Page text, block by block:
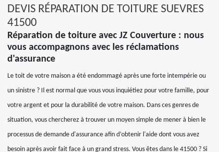
DEVIS RÉPARATION DE TOITURE SUEVRES
41500
Réparation de toiture avec JZ Couverture : nous
vous accompagnons avec les réclamations
d'assurance
Le toit de votre maison a été endommagé après une forte intempérie ou
un sinistre ? Il est normal que vous vous inquiétiez pour votre famille, pour
votre argent et pour la durabilité de votre maison. Dans ces genres de
situation, vous chercherez à trouver un moyen simple de mener à bien le
processus de demande d'assurance afin d’obtenir l'aide dont vous avez
besoin après avoir fait face à un grand stress. Vous êtes dans le 41500 ? Si